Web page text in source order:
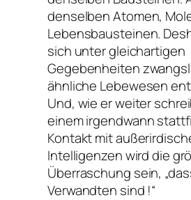
denselben Atomen,
Lebensbausteinen.
sich unter gleichartigen
Gegebenheiten
ähnliche Lebewesen
Und, wie er weiter
einem irgendwann
Kontakt mit
Intelligenzen wird die
Überraschung sein,
Verwandten sind !“